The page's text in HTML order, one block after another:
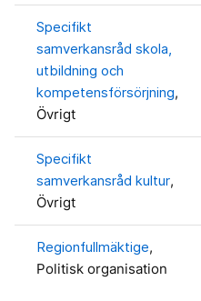
Specifikt
samverkansråd skola,
utbildning och
kompetensförsörjning,
Övrigt
Specifikt
samverkansråd kultur,
Övrigt
Regionfullmäktige,
Politisk organisation